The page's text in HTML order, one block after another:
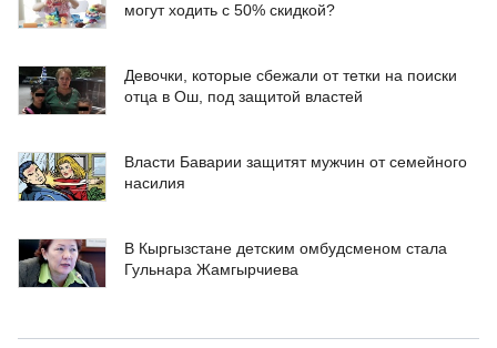
могут ходить с 50% скидкой?
Девочки, которые сбежали от тетки на поиски
отца в Ош, под защитой властей
Власти Баварии защитят мужчин от семейного
насилия
В Кыргызстане детским омбудсменом стала
Гульнара Жамгырчиева